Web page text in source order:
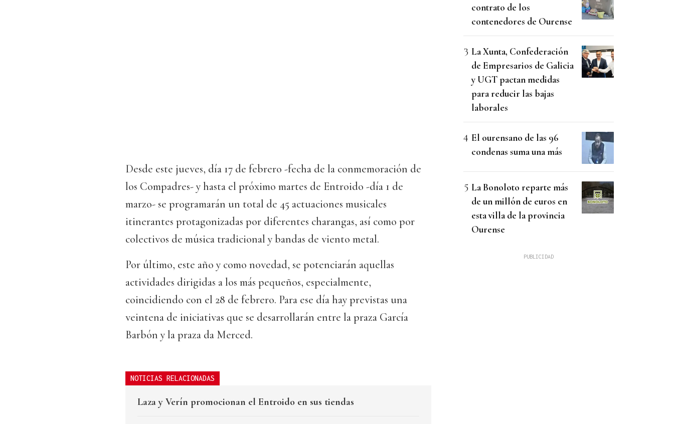
Desde este jueves, día 17 de febrero -fecha de la conmemoración de
los Compadres- y hasta el próximo martes de Entroido -día 1 de
marzo- se programarán un total de 45 actuaciones musicales
itinerantes protagonizadas por diferentes charangas, así como por
colectivos de música tradicional y bandas de viento metal.
Por último, este año y como novedad, se potenciarán aquellas
actividades dirigidas a los más pequeños, especialmente,
coincidiendo con el 28 de febrero. Para ese día hay previstas una
veintena de iniciativas que se desarrollarán entre la praza García
Barbón y la praza da Merced.
NOTICIAS RELACIONADAS
Laza y Verín promocionan el Entroido en sus tiendas
contrato de los
contenedores de Ourense
La Xunta, Confederación
de Empresarios de Galicia
y UGT pactan medidas
para reducir las bajas
laborales
El ourensano de las 96
condenas suma una más
La Bonoloto reparte más
de un millón de euros en
esta villa de la provincia
Ourense